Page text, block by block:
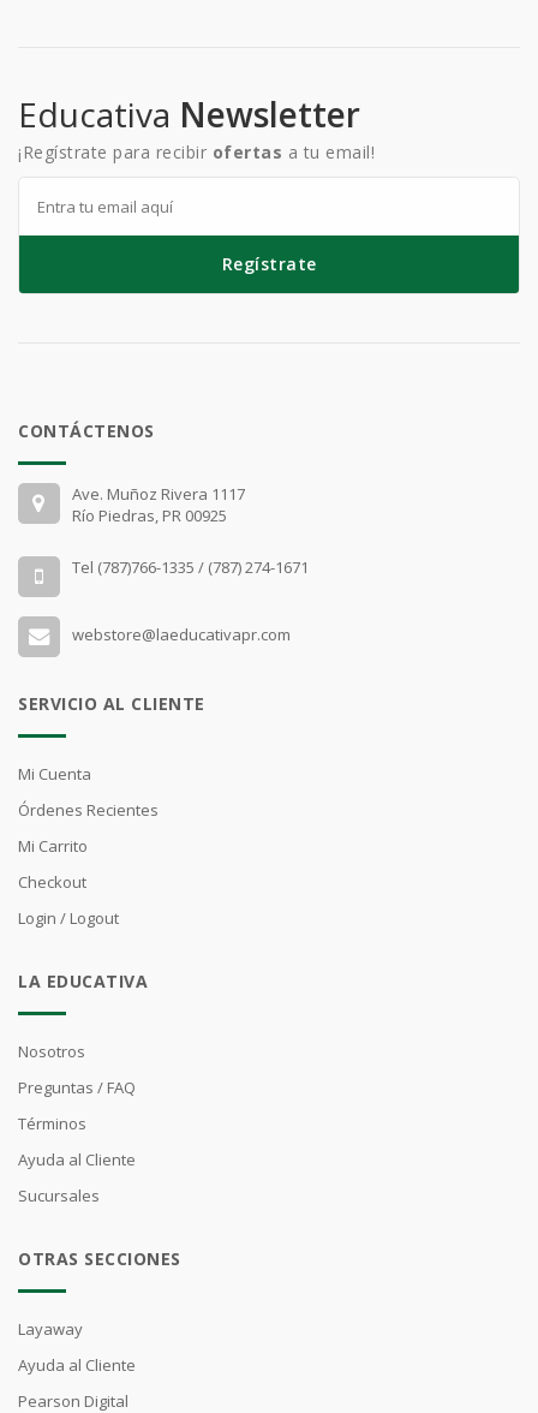
Educativa Newsletter
¡Regístrate para recibir ofertas a tu email!
Regístrate
CONTÁCTENOS
Ave. Muñoz Rivera 1117
Río Piedras, PR 00925
Tel (787)766-1335 / (787) 274-1671
webstore@laeducativapr.com
SERVICIO AL CLIENTE
Mi Cuenta
Órdenes Recientes
Mi Carrito
Checkout
Login / Logout
LA EDUCATIVA
Nosotros
Preguntas / FAQ
Términos
Ayuda al Cliente
Sucursales
OTRAS SECCIONES
Layaway
Ayuda al Cliente
Pearson Digital